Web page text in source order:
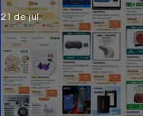
21 de jul.